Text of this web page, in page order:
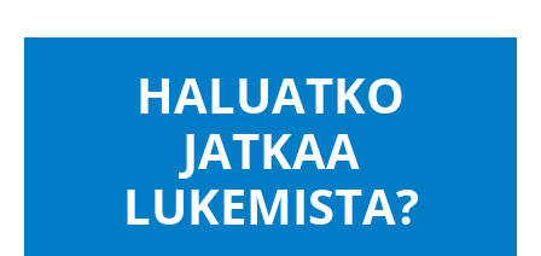
HALUATKO
JATKAA
LUKEMISTA?